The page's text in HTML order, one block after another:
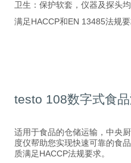
卫生：保护软套，仪器及探头
满足HACCP和EN 13485法规
testo 108数字式食
适用于食品的仓储运输，中央
度仪帮助您实现快速可靠的食
质满足HACCP法规要求。